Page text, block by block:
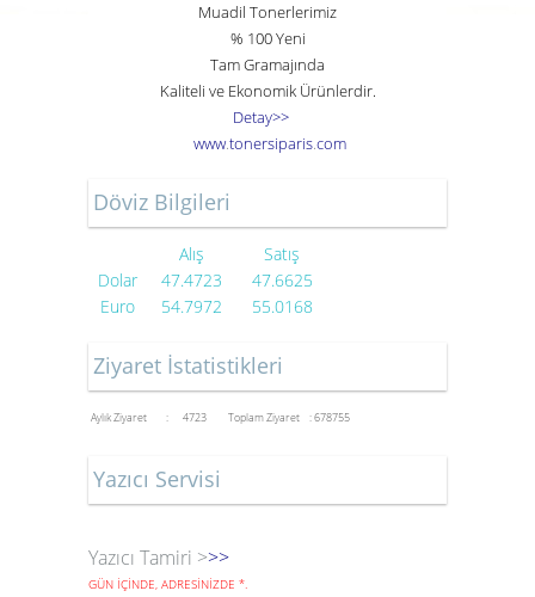
Muadil Tonerlerimiz
% 100 Yeni
Tam Gramajında
Kaliteli ve Ekonomik Ürünlerdir.
Detay>>
www.tonersiparis.com
Döviz Bilgileri
Alış
Satış
Dolar
47.4723
47.6625
Euro
54.7972 55.0168
Ziyaret İstatistikleri
Aylık Ziyaret : 4723 Toplam Ziyaret : 678755
Yazıcı Servisi
Yazıcı Tamiri >>>
GÜN İÇİNDE, ADRESİNİZDE *.